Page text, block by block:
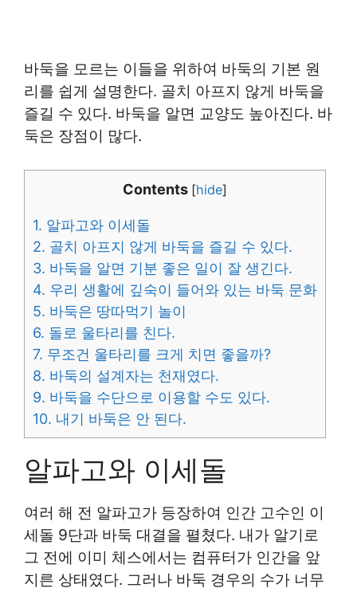
바둑을 모르는 이들을 위하여 바둑의 기본 원
리를 쉽게 설명한다. 골치 아프지 않게 바둑을
즐길 수 있다. 바둑을 알면 교양도 높아진다. 바
둑은 장점이 많다.
Contents [hide]
1. 알파고와 이세돌
2. 골치 아프지 않게 바둑을 즐길 수 있다.
3. 바둑을 알면 기분 좋은 일이 잘 생긴다.
4. 우리 생활에 깊숙이 들어와 있는 바둑 문화
5. 바둑은 땅따먹기 놀이
6. 돌로 울타리를 친다.
7. 무조건 울타리를 크게 치면 좋을까?
8. 바둑의 설계자는 천재였다.
9. 바둑을 수단으로 이용할 수도 있다.
10. 내기 바둑은 안 된다.
알파고와 이세돌
여러 해 전 알파고가 등장하여 인간 고수인 이
세돌 9단과 바둑 대결을 펼쳤다. 내가 알기로
그 전에 이미 체스에서는 컴퓨터가 인간을 앞
지른 상태였다. 그러나 바둑 경우의 수가 너무